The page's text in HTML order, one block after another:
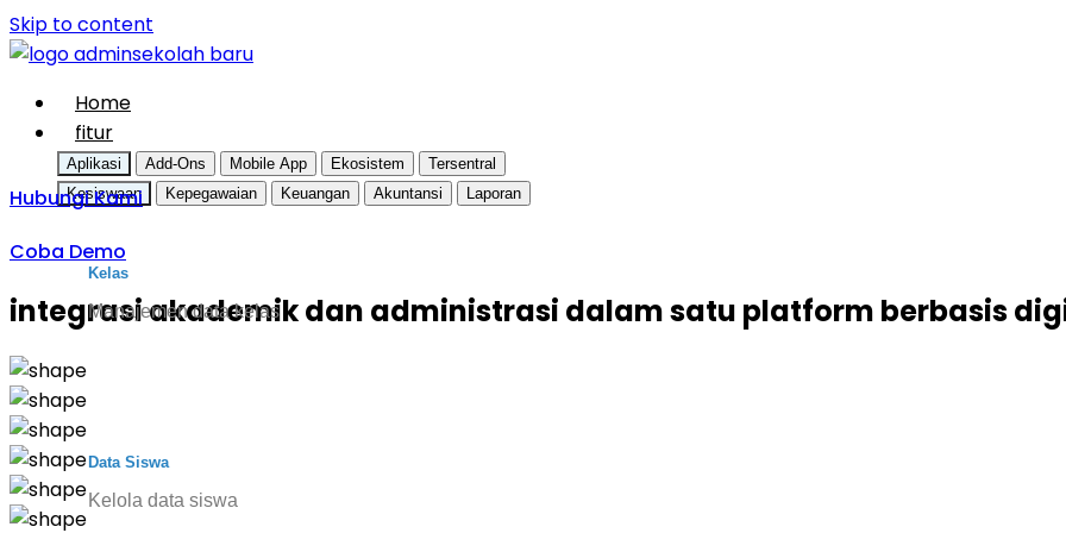
Skip to content
Home
fitur
Aplikasi Add-Ons Mobile App Ekosistem
Tersentral
Kesiswaan
Kepegawaian Keuangan Akuntansi Laporan
Kelas
Manajemen data kelas
Data Siswa
Kelola data siswa
Hubungi Kami
Coba Demo
integrasi akademik dan administrasi dalam satu platform berbasis